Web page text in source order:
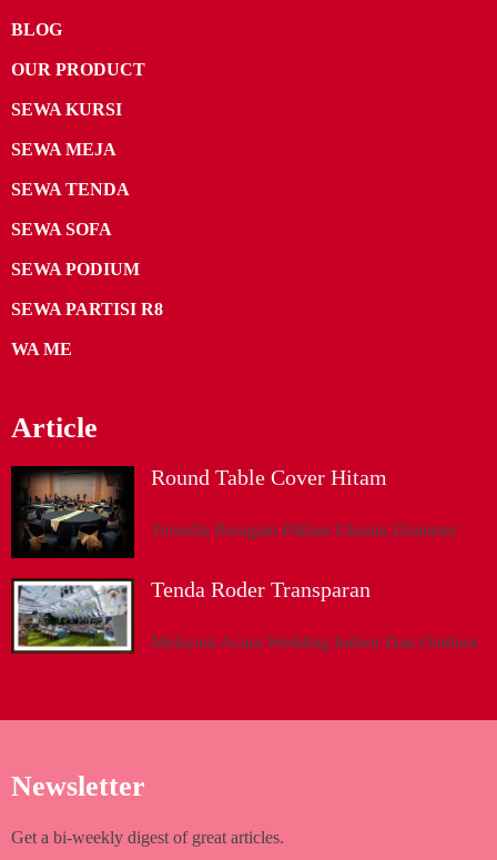
BLOG
OUR PRODUCT
SEWA KURSI
SEWA MEJA
SEWA TENDA
SEWA SOFA
SEWA PODIUM
SEWA PARTISI R8
WA ME
Article
Round Table Cover Hitam
Tersedia Beragam Pilihan Ukuran Diameter
Tenda Roder Transparan
Melayani Acara Wedding Indoor Dan Outdoor
Newsletter
Get a bi-weekly digest of great articles.